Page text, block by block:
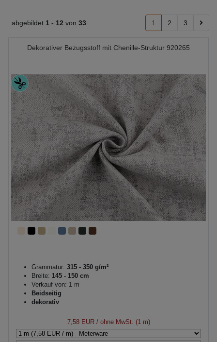
abgebildet 1 - 12 von 33 1 2 3
Dekorativer Bezugsstoff mit Chenille-Struktur 920265
Grammatur: 315 - 350 g/m²
Breite: 145 - 150 cm
Verkauf von: 1 m
Beidseitig
dekorativ
7,58 EUR/ ohne MwSt. (1 m)